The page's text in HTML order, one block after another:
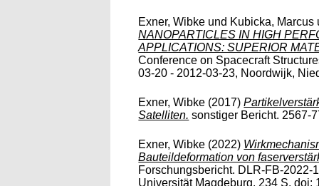
Exner, Wibke und Kubicka, Marcus
NANOPARTICLES IN HIGH
APPLICATIONS: SUPERIOR
Conference on Spacecraft
03-20 - 2012-03-23, Noordwijk,
Exner, Wibke (2017)
Satelliten. sonstiger Bericht. 2567-
Exner, Wibke (2022)
Bauteildeformation von
Forschungsbericht. DLR-FB-2022-
Universität Magdeburg. 234 S. doi: